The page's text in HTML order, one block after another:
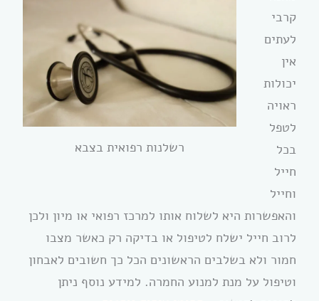
רשלנות רפואית בצבא
קרבי
לעתים
אין
יכולות
ראויה
לטפל
בכל
חייל
וחייל
והאפשרות היא לשלוח אותו למרכז רפואי או מיון ולכן
לרוב חייל ישלח לטיפול או בדיקה רק כאשר מצבו
חמור ולא בשלבים הראשונים הכל כך חשובים לאבחון
וטיפול על מנת למנוע החמרה. למידע נוסף ניתן